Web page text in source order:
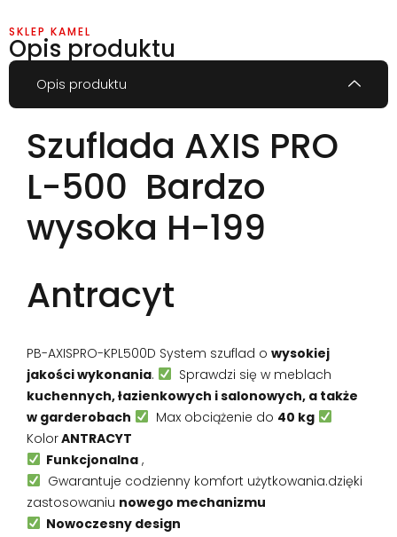
SKLEP KAMEL
Opis produktu
Opis produktu
Szuflada AXIS PRO
L-500 Bardzo
wysoka H-199
Antracyt
PB-AXISPRO-KPL500D System szuflad o wysokiej
jakości wykonania.
Sprawdzi się w meblach
kuchennych, łazienkowych i salonowych, a także
w garderobach
Max obciążenie do 40 kg
KolorANTRACYT
Funkcjonalna,
Gwarantuje codzienny komfort użytkowania.dzięki
zastosowaniu nowego mechanizmu
Nowoczesny design